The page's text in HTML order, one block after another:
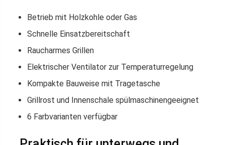
Betrieb mit Holzkohle oder Gas
Schnelle Einsatzbereitschaft
Raucharmes Grillen
Elektrischer Ventilator zur Temperaturregelung
Kompakte Bauweise mit Tragetasche
Grillrost und Innenschale spülmaschinengeeignet
6 Farbvarianten verfügbar